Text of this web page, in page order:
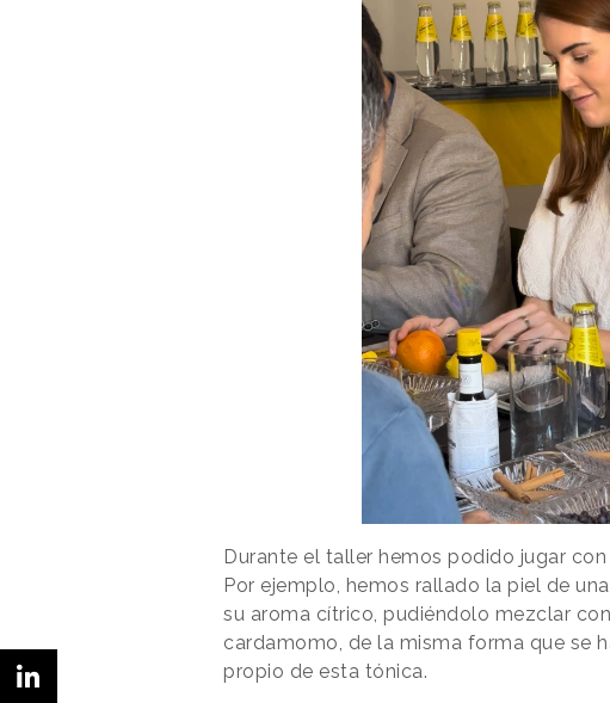
Durante el taller hemos podido jugar
Por ejemplo, hemos rallado la piel de
su aroma cítrico, pudiéndolo mezclar
cardamomo, de la misma forma que se
propio de esta tónica.